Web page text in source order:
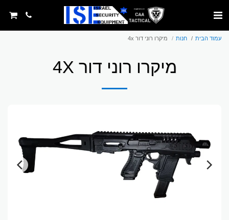
עמוד הבית חנות מיקרו רוני דור 4x
מיקרו רוני דור 4X